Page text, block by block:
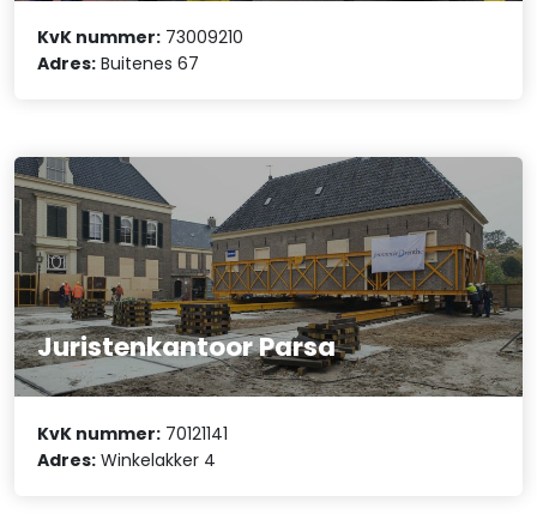
KvK nummer: 73009210
Adres: Buitenes 67
Juristenkantoor Parsa
KvK nummer: 70121141
Adres: Winkelakker 4